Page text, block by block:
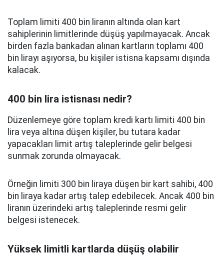
Toplam limiti 400 bin liranın altında olan kart
sahiplerinin limitlerinde düşüş yapılmayacak. Ancak
birden fazla bankadan alınan kartların toplamı 400
bin lirayı aşıyorsa, bu kişiler istisna kapsamı dışında
kalacak.
400 bin lira istisnası nedir?
Düzenlemeye göre toplam kredi kartı limiti 400 bin
lira veya altına düşen kişiler, bu tutara kadar
yapacakları limit artış taleplerinde gelir belgesi
sunmak zorunda olmayacak.
Örneğin limiti 300 bin liraya düşen bir kart sahibi, 400
bin liraya kadar artış talep edebilecek. Ancak 400 bin
liranın üzerindeki artış taleplerinde resmi gelir
belgesi istenecek.
Yüksek limitli kartlarda düşüş olabilir